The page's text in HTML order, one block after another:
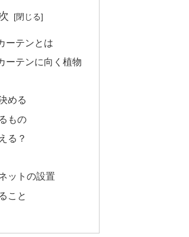
ーテンとは
ーテンに向く植物
める
もの
る？
ットの設置
こと